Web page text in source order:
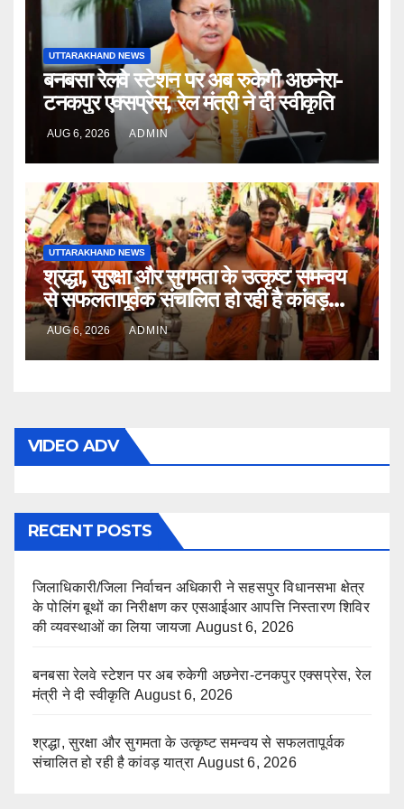
UTTARAKHAND NEWS
बनबसा रेलवे स्टेशन पर अब रुकेगी अछनेरा-
टनकपुर एक्सप्रेस, रेल मंत्री ने दी स्वीकृति
AUG 6, 2026 ADMIN
UTTARAKHAND NEWS
श्रद्धा, सुरक्षा और सुगमता के उत्कृष्ट समन्वय
से सफलतापूर्वक संचालित हो रही है कांवड़
यात्रा
AUG 6, 2026 ADMIN
VIDEO ADV
RECENT POSTS
जिलाधिकारी/जिला निर्वाचन अधिकारी ने सहसपुर विधानसभा क्षेत्र
के पोलिंग बूथों का निरीक्षण कर एसआईआर आपत्ति निस्तारण शिविर
की व्यवस्थाओं का लिया जायजा August 6, 2026
बनबसा रेलवे स्टेशन पर अब रुकेगी अछनेरा-टनकपुर एक्सप्रेस, रेल
मंत्री ने दी स्वीकृति August 6, 2026
श्रद्धा, सुरक्षा और सुगमता के उत्कृष्ट समन्वय से सफलतापूर्वक
संचालित हो रही है कांवड़ यात्रा August 6, 2026